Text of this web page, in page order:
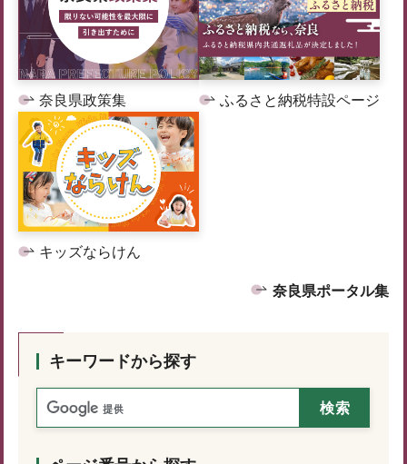
奈良県政策集 ふるさと納税特設ページ
キッズならけん
奈良県ポータル集
キーワードから探す